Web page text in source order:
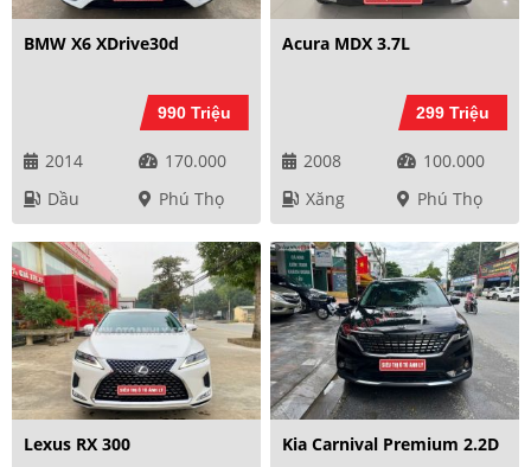
BMW X6 XDrive30d
990 Triệu
2014
170.000
Dầu
Phú Thọ
Acura MDX 3.7L
299 Triệu
2008
100.000
Xăng
Phú Thọ
Lexus RX 300 Kia Carnival Premium 2.2D